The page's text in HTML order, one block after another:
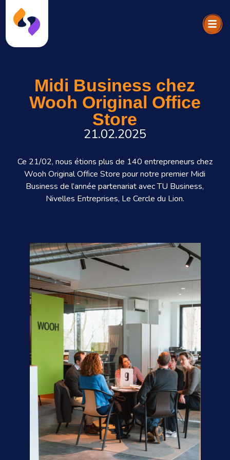
Midi Business chez
Wooh Original Office
Store
21.02.2025
Ce 21/02, nous étions plus de 140 entrepreneurs chez
Wooh Original Office Store pour notre premier Midi
Business de l’annéepartenariatavecTU Business,
Nivelles Entreprises, Le Cercle du Lion.